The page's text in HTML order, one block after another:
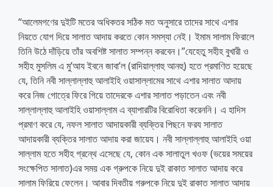
“আলেমগণের দুইটি মতের অধিকতর সঠিক মত অনুসারে তাদের সাথে এশার
নিয়তে যোগ দিয়ে সালাত আদায় করতে কোন সমস্যা নেই। ইমাম সালাম ফিরালে
তিনি উঠে দাঁড়িয়ে তাঁর অবশিষ্ট সালাত সম্পন্ন করবেন।”যেহেতু সহীহ বুখারী ও
সহীহ মুসলিম এ মু’আয ইবনে জাবা’ল (রাদিয়াল্লাহু আনহু) হতে প্রমাণিত হয়েছে
যে, তিনি নবী সাল্লাল্লাহু আলাইহি ওয়াসাল্লামের সাথে এশার সালাত আদায়
করে নিজ গোত্রে ফিরে গিয়ে তাদেরকে এশার সালাত পড়াতেন এবং নবী
সাল্লাল্লাহু আলাইহি ওয়াসাল্লাম এ ব্যাপারটির বিরোধিতা করেননি। এ হাদিস
প্রমাণ করে যে, নফল সালাত আদায়কারী ব্যক্তির পিছনে ফরয সালাত
আদায়কারী ব্যক্তির সালাত আদায় করা জায়েয। নবী সাল্লাল্লাহু আলাইহি ওয়া
সাল্লাম হতে সহীহ গ্রন্থে এসেছে যে, কোন এক সালাতুল খওফ (ভয়ের সময়ের
সংক্ষেপিত সালাত)এর সময় এক গ্রুপকে নিয়ে দুই রাকাত সালাত আদায় করে
সালাম ফিরিয়ে ফেলেন। আবার দ্বিতীয় গ্রুপকে নিয়ে দুই রাকাত সালাত আদায়